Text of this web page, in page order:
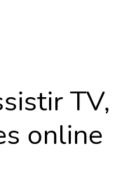
TV,
online